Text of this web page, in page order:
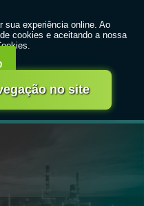
MENU
nossos especialistas!